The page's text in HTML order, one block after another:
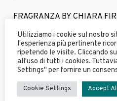
FRAGRANZA BY CHIARA
collaborazione con il
Note di testa: pesca, uva;
cedro; Note di fondo: resina
Misure
12,6 x 7,5 x H22 cm;
Utilizziamo i cookie sul nostro
l'esperienza più pertinente
ripetendo le visite. Cliccando
all'uso di tutti i cookies.
Settings" per fornire un
Cookie Settings Accept All